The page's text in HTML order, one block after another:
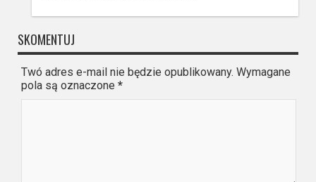
SKOMENTUJ
Twó adres e-mail nie będzie opublikowany. Wymagane
pola są oznaczone *